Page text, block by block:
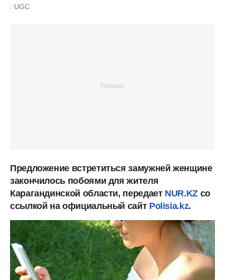
: UGC
Предложение встретиться замужней женщине
закончилось побоями для жителя
Карагандинской области, передает NUR.KZсо
ссылкой на официальный сайт Polisia.kz.